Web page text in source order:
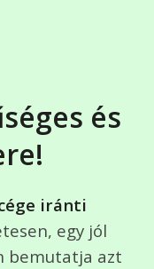
és
iránti
egy jól
bemutatja azt